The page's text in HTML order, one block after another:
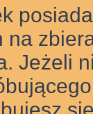
na
Jeżeli